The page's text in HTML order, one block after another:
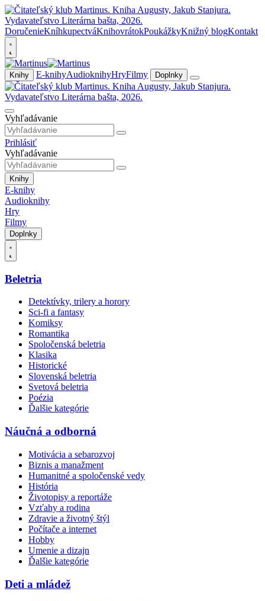
DoručenieKníhkupectváKnihovrátokPoukážkyKnižný blogKontakt
Knihy E-knihyAudioknihyHryFilmy Doplnky
Vyhľadávanie
Prihlásiť
Vyhľadávanie
Knihy
E-knihy
Audioknihy
Hry
Filmy
Doplnky
Beletria
Detektívky, trilery a horory
Sci-fi a fantasy
Komiksy
Romantika
Spoločenská beletria
Klasika
Historické
Slovenská beletria
Svetová beletria
Poézia
Ďalšie kategórie
Náučná a odborná
Motivácia a sebarozvoj
Biznis a manažment
Humanitné a spoločenské vedy
História
Životopisy a reportáže
Vzťahy a rodina
Zdravie a životný štýl
Počítače a internet
Hobby
Umenie a dizajn
Ďalšie kategórie
Deti a mládež